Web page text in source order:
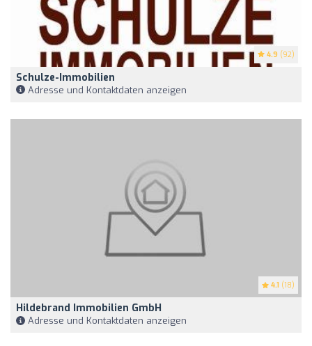
4.9 (92)
Schulze-Immobilien
Adresse und Kontaktdaten anzeigen
4.1 (18)
Hildebrand Immobilien GmbH
Adresse und Kontaktdaten anzeigen